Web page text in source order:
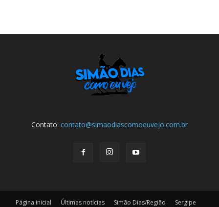
Contato: contato@simaodiascomoeuvejo.com.br
Página inicial Últimas notícias Simão Dias/Região Sergipe